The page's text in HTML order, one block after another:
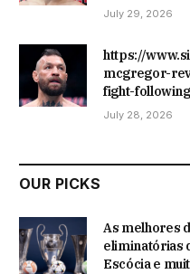
July 29, 2026
https://
mcgregor-
fight-
July 28, 2026
OUR PICKS
As melhores
eliminatórias
Escócia e